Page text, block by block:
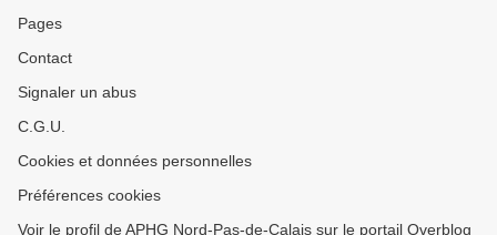
Pages
Contact
Signaler un abus
C.G.U.
Cookies et données personnelles
Préférences cookies
Voir le profil de APHG Nord-Pas-de-Calais sur le portail Overblog